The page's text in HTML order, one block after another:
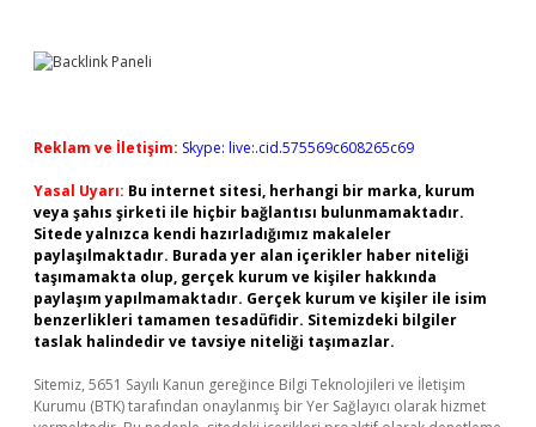
Reklam ve İletişim: Skype: live:.cid.575569c608265c69
Yasal Uyarı: Bu internet sitesi, herhangi bir marka, kurum
veya şahıs şirketi ile hiçbir bağlantısı bulunmamaktadır.
Sitede yalnızca kendi hazırladığımız makaleler
paylaşılmaktadır. Burada yer alan içerikler haber niteliği
taşımamakta olup, gerçek kurum ve kişiler hakkında
paylaşım yapılmamaktadır. Gerçek kurum ve kişiler ile isim
benzerlikleri tamamen tesadüfidir. Sitemizdeki bilgiler
taslak halindedir ve tavsiye niteliği taşımazlar.
Sitemiz, 5651 Sayılı Kanun gereğince Bilgi Teknolojileri ve İletişim
Kurumu (BTK) tarafından onaylanmış bir Yer Sağlayıcı olarak hizmet